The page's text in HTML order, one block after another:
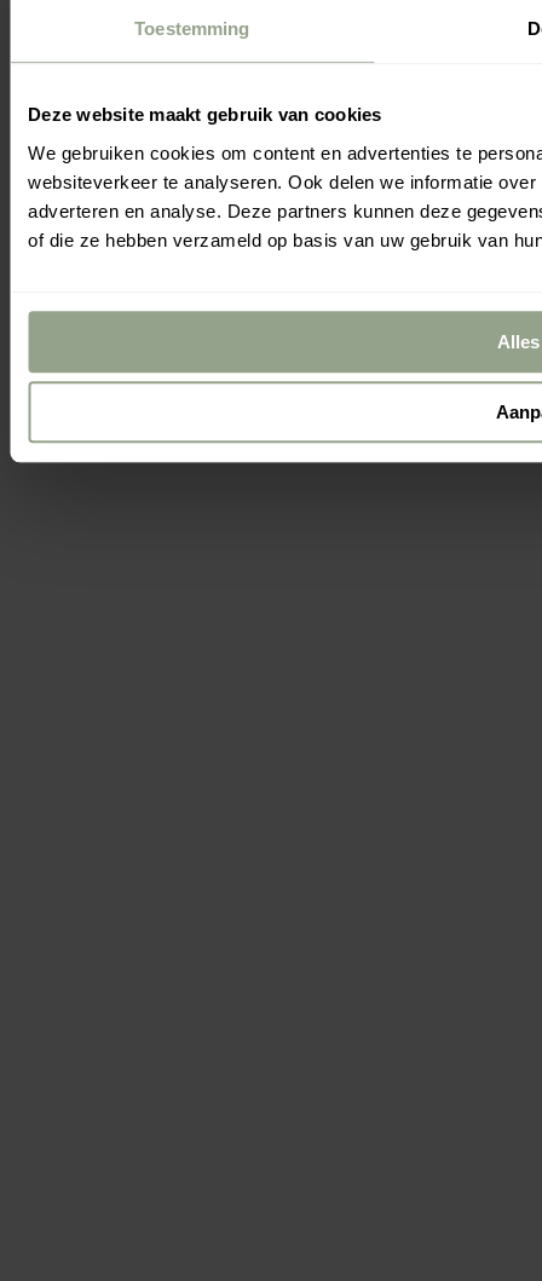
Toestemming
Deze website maakt gebruik van cookies
We gebruiken cookies om content en advertenties te
websiteverkeer te analyseren. Ook delen we informatie
adverteren en analyse. Deze partners kunnen deze
of die ze hebben verzameld op basis van uw gebruik van